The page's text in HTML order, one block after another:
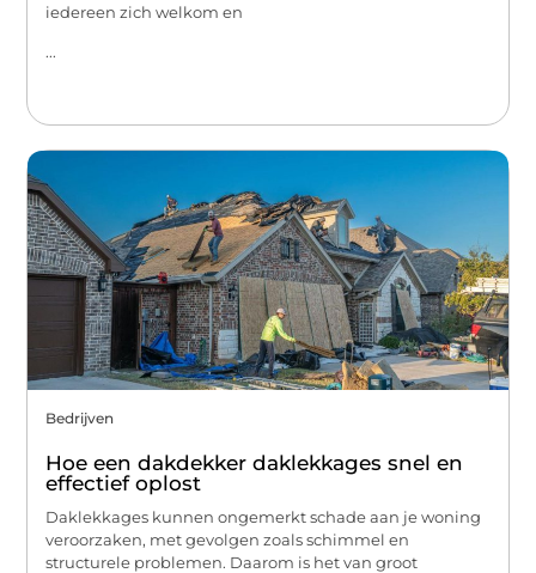
iedereen zich welkom en
...
Bedrijven
Hoe een dakdekker daklekkages snel en
effectief oplost
Daklekkages kunnen ongemerkt schade aan je woning
veroorzaken, met gevolgen zoals schimmel en
structurele problemen. Daarom is het van groot